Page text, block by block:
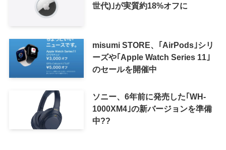
世代)｣が実質約18%オフに
misumi STORE、｢AirPods｣シリ
ーズや｢Apple Watch Series 11｣
のセールを開催中
ソニー、6年前に発売した｢WH-
1000XM4｣の新バージョンを準備
中??